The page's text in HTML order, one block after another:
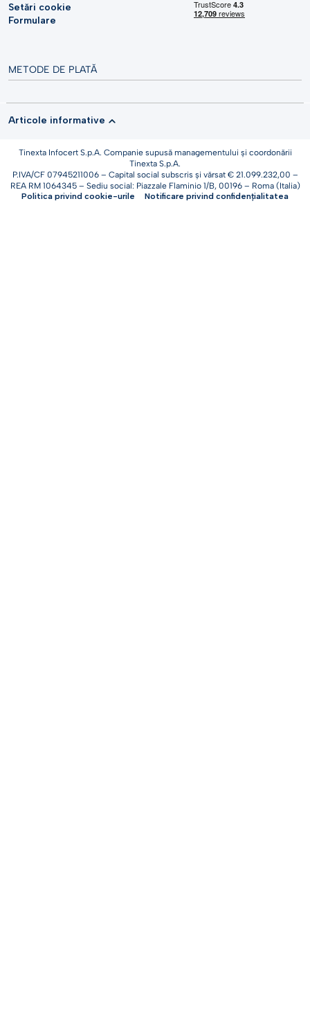
Setări cookie
Formulare
METODE DE PLATĂ
Articole informative
Tinexta Infocert S.p.A. Companie supusă managementului și coordonării
Tinexta S.p.A.
P.IVA/CF 07945211006 – Capital social subscris și vărsat € 21.099.232,00 –
REA RM 1064345 – Sediu social: Piazzale Flaminio 1/B, 00196 – Roma (Italia)
Politica privind cookie-urile
Notificare privind confidențialitatea